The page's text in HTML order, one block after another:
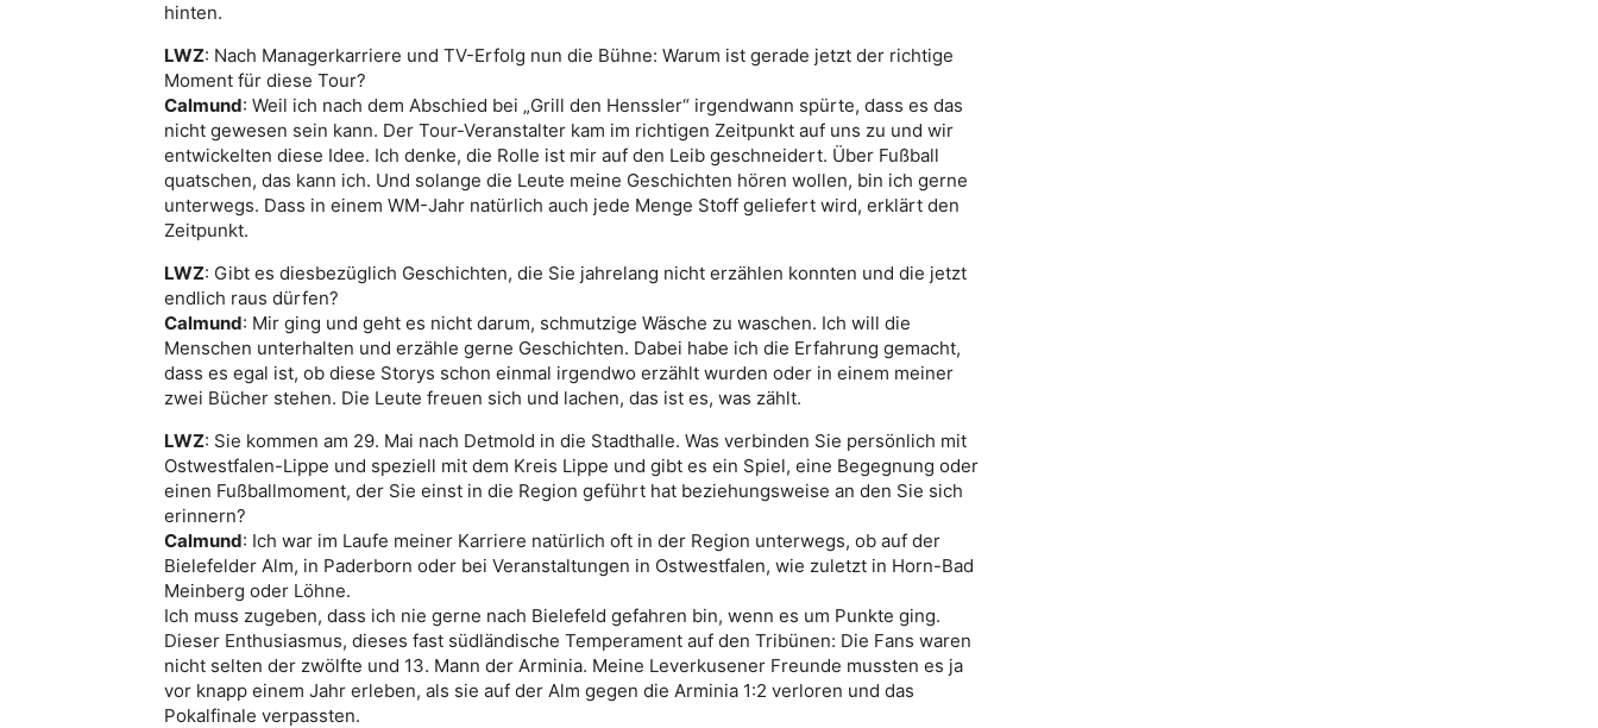
hinten.
LWZ: Nach Managerkarriere und TV-Erfolg nun die Bühne: Warum ist gerade jetzt der richtige
Moment für diese Tour?
Calmund: Weil ich nach dem Abschied bei „Grill den Henssler“ irgendwann spürte, dass es das
nicht gewesen sein kann. Der Tour-Veranstalter kam im richtigen Zeitpunkt auf uns zu und wir
entwickelten diese Idee. Ich denke, die Rolle ist mir auf den Leib geschneidert. Über Fußball
quatschen, das kann ich. Und solange die Leute meine Geschichten hören wollen, bin ich gerne
unterwegs. Dass in einem WM-Jahr natürlich auch jede Menge Stoff geliefert wird, erklärt den
Zeitpunkt.
LWZ: Gibt es diesbezüglich Geschichten, die Sie jahrelang nicht erzählen konnten und die jetzt
endlich raus dürfen?
Calmund: Mir ging und geht es nicht darum, schmutzige Wäsche zu waschen. Ich will die
Menschen unterhalten und erzähle gerne Geschichten. Dabei habe ich die Erfahrung gemacht,
dass es egal ist, ob diese Storys schon einmal irgendwo erzählt wurden oder in einem meiner
zwei Bücher stehen. Die Leute freuen sich und lachen, das ist es, was zählt.
LWZ: Sie kommen am 29. Mai nach Detmold in die Stadthalle. Was verbinden Sie persönlich mit
Ostwestfalen-Lippe und speziell mit dem Kreis Lippe und gibt es ein Spiel, eine Begegnung oder
einen Fußballmoment, der Sie einst in die Region geführt hat beziehungsweise an den Sie sich
erinnern?
Calmund: Ich war im Laufe meiner Karriere natürlich oft in der Region unterwegs, ob auf der
Bielefelder Alm, in Paderborn oder bei Veranstaltungen in Ostwestfalen, wie zuletzt in Horn-Bad
Meinberg oder Löhne.
Ich muss zugeben, dass ich nie gerne nach Bielefeld gefahren bin, wenn es um Punkte ging.
Dieser Enthusiasmus, dieses fast südländische Temperament auf den Tribünen: Die Fans waren
nicht selten der zwölfte und 13. Mann der Arminia. Meine Leverkusener Freunde mussten es ja
vor knapp einem Jahr erleben, als sie auf der Alm gegen die Arminia 1:2 verloren und das
Pokalfinale verpassten.